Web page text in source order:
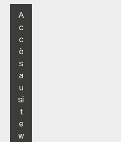
A
c
c
è
s
a
u
si
t
e
w